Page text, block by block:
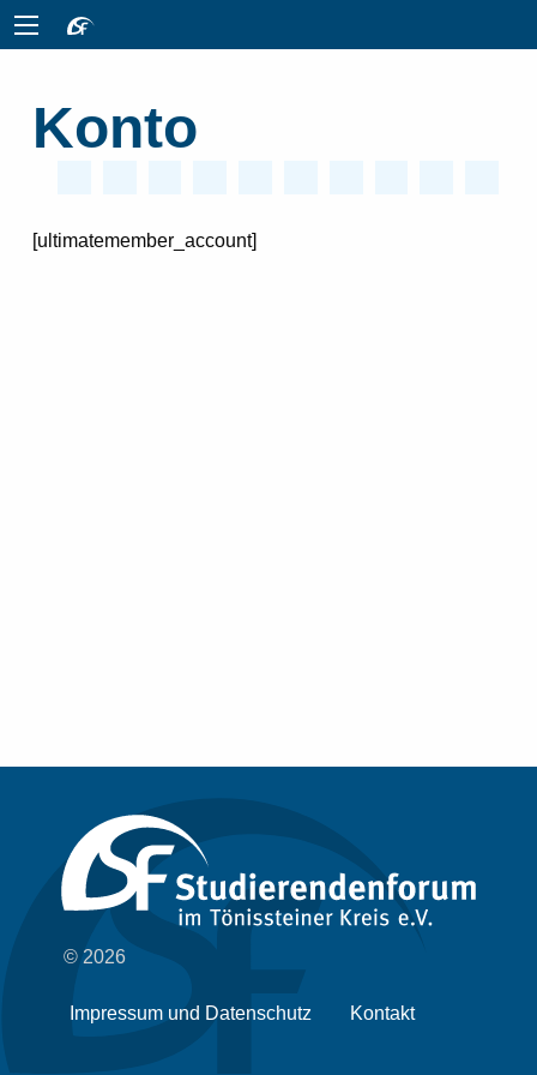
Konto
[ultimatemember_account]
© 2026
Impressum und Datenschutz Kontakt